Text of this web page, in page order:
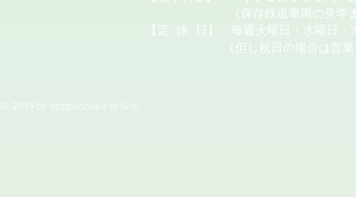
（保存鉄道車両の見学または
【定
休
日】 毎週火曜日・水曜日・
（但し祝日の場合は営業
© 2019 by popponooka of Site.